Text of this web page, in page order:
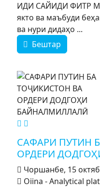
ИДИ САЙИДИ ФИТР
якто ва маъбуди
ва нури дидаҳо ...
Бештар
САФАРИ ПУТИН
ОРДЕРИ
Чоршанбе, 15
Oiina - Analytical